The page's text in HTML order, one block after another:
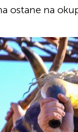
ostane na